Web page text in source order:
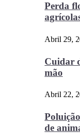
Perda
Abril 29,
Cuidar
mão
Abril 22,
de